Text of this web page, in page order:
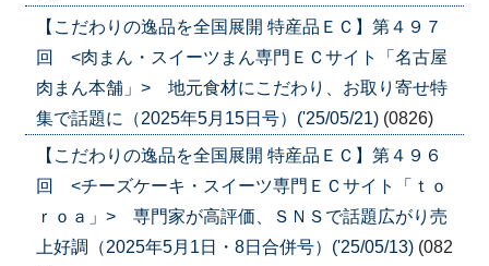
【こだわりの逸品を全国展開 特産品ＥＣ】第４９７
回 <肉まん・スイーツまん専門ＥＣサイト「名古屋
肉まん本舗」> 地元食材にこだわり、お取り寄せ特
集で話題に（2025年5月15日号）('25/05/21) (0826)
【こだわりの逸品を全国展開 特産品ＥＣ】第４９６
回 <チーズケーキ・スイーツ専門ＥＣサイト「ｔｏ
ｒｏａ」> 専門家が高評価、ＳＮＳで話題広がり売
上好調（2025年5月1日・8日合併号）('25/05/13) (082